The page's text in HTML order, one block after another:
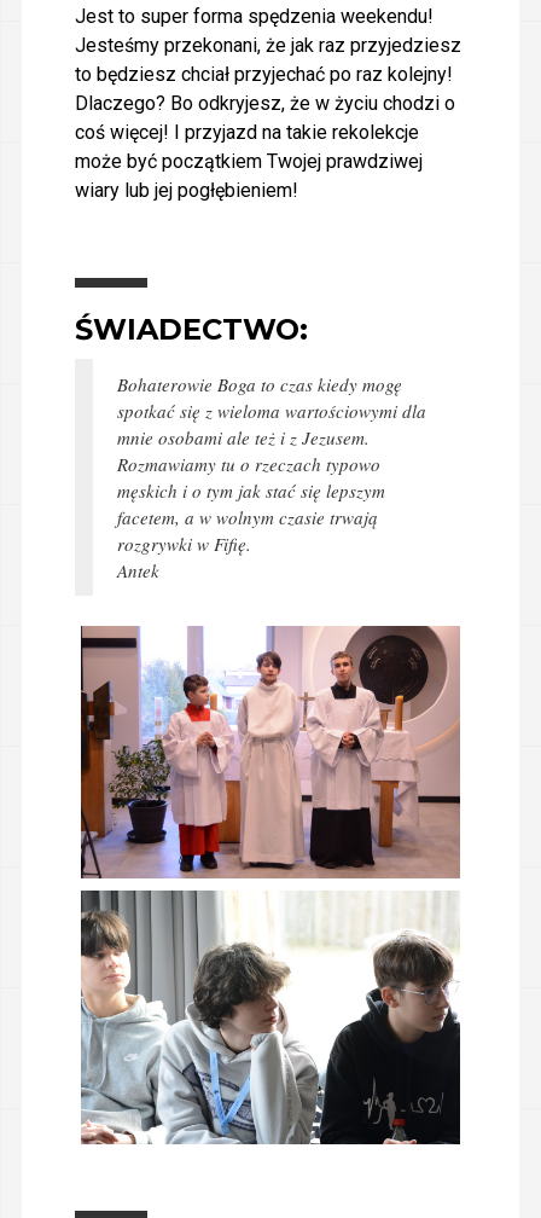
Jest to super forma spędzenia weekendu!
Jesteśmy przekonani, że jak raz przyjedziesz
to będziesz chciał przyjechać po raz kolejny!
Dlaczego? Bo odkryjesz, że w życiu chodzi o
coś więcej! I przyjazd na takie rekolekcje
może być początkiem Twojej prawdziwej
wiary lub jej pogłębieniem!
ŚWIADECTWO:
Bohaterowie Boga to czas kiedy mogę
spotkać się z wieloma wartościowymi dla
mnie osobami ale też i z Jezusem.
Rozmawiamy tu o rzeczach typowo
męskich i o tym jak stać się lepszym
facetem, a w wolnym czasie trwają
rozgrywki w Fifię.
Antek